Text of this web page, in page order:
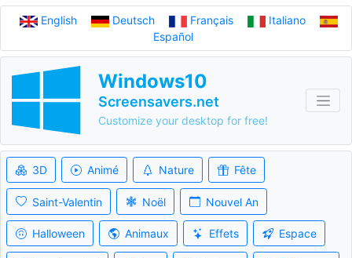
English Deutsch Français
Italiano
Español
Windows10
Screensavers.net
Customize your desktop for free!
3D Animé Nature Fête
Saint-Valentin Noël Nouvel An
Halloween Animaux Effets Espace